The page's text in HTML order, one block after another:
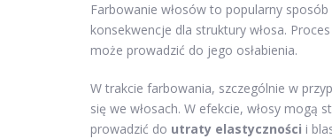
Farbowanie włosów to popularny
konsekwencje dla struktury włosa.
może prowadzić do jego osłabienia.
W trakcie farbowania, szczególnie w
się we włosach. W efekcie, włosy mogą
prowadzić do utraty elastyczności i